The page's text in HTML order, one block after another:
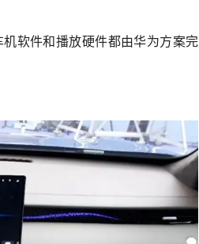
软件和播放硬件都由华为方案完